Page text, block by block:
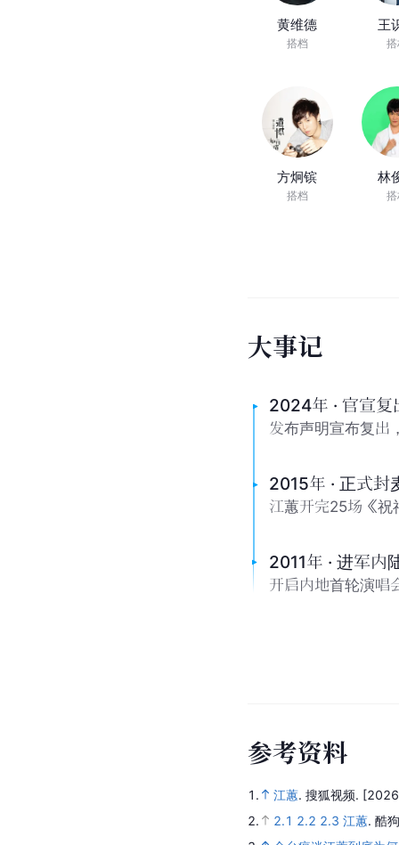
黄维德
搭档
王
方炯镔
搭档
林
大事记
2024年 · 官宣复
发布声明宣布复出
2015年 · 正式封
江蕙开完25场《祝
2011年 · 进军内
开启内地首轮演唱
参考资料
1. 江蕙. 搜狐视频.
2.
2.1 2.2 2.3 江蕙. 酷